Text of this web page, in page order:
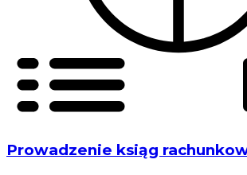
Prowadzenie ksiąg